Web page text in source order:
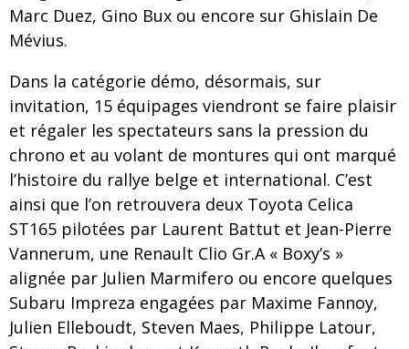
Marc Duez, Gino Bux ou encore sur Ghislain De
Mévius.
Dans la catégorie démo, désormais, sur
invitation, 15 équipages viendront se faire plaisir
et régaler les spectateurs sans la pression du
chrono et au volant de montures qui ont marqué
l’histoire du rallye belge et international. C’est
ainsi que l’on retrouvera deux Toyota Celica
ST165 pilotées par Laurent Battut et Jean-Pierre
Vannerum, une Renault Clio Gr.A « Boxy’s »
alignée par Julien Marmifero ou encore quelques
Subaru Impreza engagées par Maxime Fannoy,
Julien Elleboudt, Steven Maes, Philippe Latour,